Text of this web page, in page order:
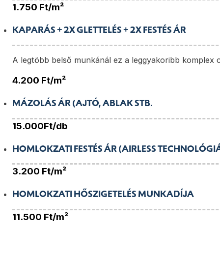
1.750 Ft/m²
KAPARÁS + 2X GLETTELÉS + 2X FESTÉS ÁR
A legtöbb belső munkánál ez a leggyakoribb komplex
4.200 Ft/m²
MÁZOLÁS ÁR (AJTÓ, ABLAK STB.
15.000Ft/db
HOMLOKZATI FESTÉS ÁR (AIRLESS
3.200 Ft/m²
HOMLOKZATI HŐSZIGETELÉS MUNKADÍJA
11.500 Ft/m²